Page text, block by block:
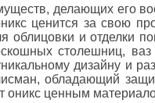
делающих его
ценится за свою
облицовки и отделки
столешниц,
дизайну и
обладающий
оникс ценным